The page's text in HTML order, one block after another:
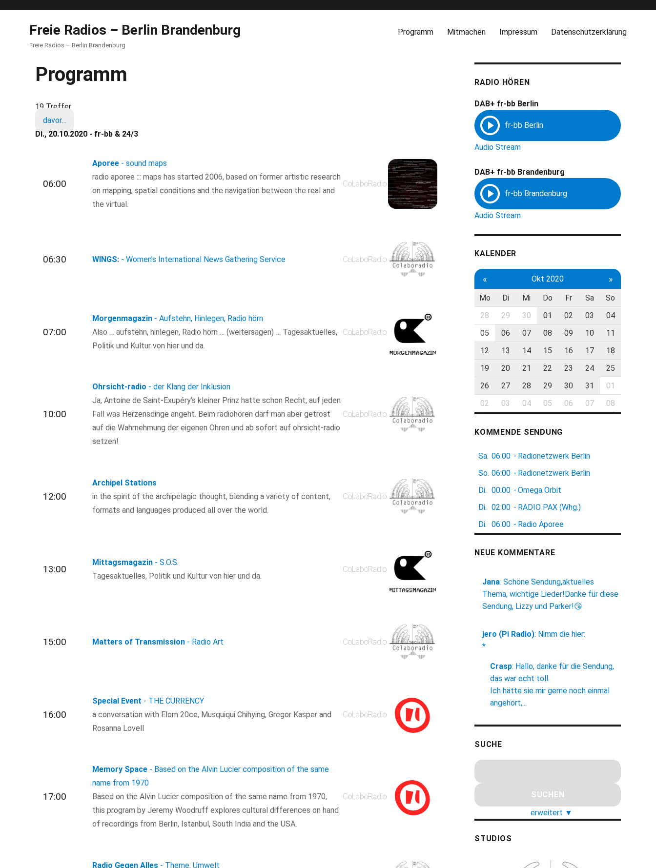
Freie Radios – Berlin Brandenburg
Freie Radios – Berlin Brandenburg
Programm Mitmachen Impressum Datenschutzerklärung
Programm
19 Treffer
davor…
Di., 20.10.2020 - fr-bb & 24/3
06:00
Aporee - sound maps
radio aporee ::: maps has started 2006, based on former artistic research
on mapping, spatial conditions and the navigation between the real and
the virtual.
CoLaboRadio
06:30 WINGS: - Women’s International News Gathering Service CoLaboRadio
07:00
Morgenmagazin - Aufstehn, Hinlegen, Radio hörn
Also … aufstehn, hinlegen, Radio hörn … (weitersagen) … Tagesaktuelles,
Politik und Kultur von hier und da.
CoLaboRadio
10:00
Ohrsicht-radio - der Klang der Inklusion
Ja, Antoine de Saint-Exupéry‘s kleiner Prinz hatte schon Recht, auf jeden
Fall was Herzensdinge angeht. Beim radiohören darf man aber getrost
auf die Wahrnehmung der eigenen Ohren und ab sofort auf ohrsicht-radio
setzen!
CoLaboRadio
12:00
Archipel Stations
in the spirit of the archipelagic thought, blending a variety of content,
formats and languages produced all over the world.
CoLaboRadio
13:00
Mittagsmagazin - S.O.S.
Tagesaktuelles, Politik und Kultur von hier und da.
CoLaboRadio
15:00 Matters of Transmission - Radio Art CoLaboRadio
16:00
Special Event - THE CURRENCY
a conversation with Elom 20ce, Musquiqui Chihying, Gregor Kasper and
Rosanna Lovell
CoLaboRadio
17:00
Memory Space - Based on the Alvin Lucier composition of the same
name from 1970
Based on the Alvin Lucier composition of the same name from 1970,
this program by Jeremy Woodruff explores cultural differences on hand
of recordings from Berlin, Istanbul, South India and the USA.
CoLaboRadio
Radio Gegen Alles - Theme: Umwelt
RADIO HÖREN
DAB+ fr-bb Berlin
Audio Stream
DAB+ fr-bb Brandenburg
Audio Stream
KALENDER
« Okt 2020 »
Mo Di Mi Do Fr Sa
So
28
29 30 01 02 03
04
05
06 07 08 09 10
11
12
13 14 15 16 17
18
19
20 21 22 23 24
25
26
27 28 29 30 31
01
02
03 04 05 06 07 08
KOMMENDE SENDUNG
Sa. 06:00 - Radionetzwerk Berlin
So. 06:00 - Radionetzwerk Berlin
Di. 00:00 - Omega Orbit
Di. 02:00 - RADIO PAX (Whg.)
Di. 06:00 - Radio Aporee
NEUE KOMMENTARE
Jana: Schöne Sendung,aktuelles
Thema, wichtige Lieder!Danke für diese
Sendung, Lizzy und Parker!😘
jero (Pi Radio): Nimm die hier:
*
Crasp: Hallo, danke für die Sendung,
das war echt toll.
Ich hätte sie mir gerne noch einmal
angehört,...
SUCHE
erweitert ▼
STUDIOS